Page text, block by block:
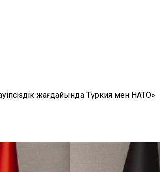
жағдайында Түркия мен НАТО»